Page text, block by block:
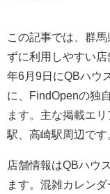
この記事では、群
ずに利用しやすい
年6月9日にQBハウ
に、FindOpenの独
ます。主な掲載エ
駅、高崎駅周辺です
店舗情報はQBハウ
ます。混雑カレン